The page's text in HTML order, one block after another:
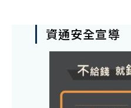
資通安全宣導